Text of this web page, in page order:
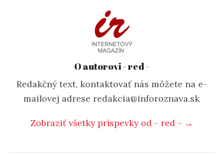
O autorovi - red -
Redakčný text, kontaktovať nás môžete na e-
mailovej adrese redakcia@inforoznava.sk
Zobraziť všetky príspevky od - red - →